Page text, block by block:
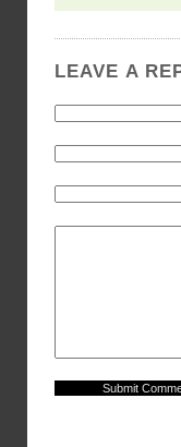
LEAVE A